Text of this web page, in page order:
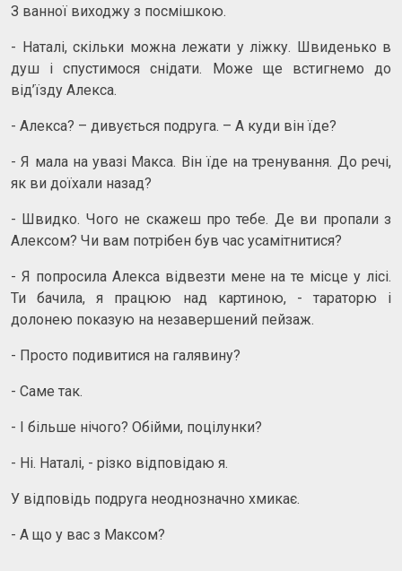
З ванної виходжу з посмішкою.
- Наталі, скільки можна лежати у ліжку. Швиденько в
душ і спустимося снідати. Може ще встигнемо до
від’їзду Алекса.
- Алекса? – дивується подруга. – А куди він їде?
- Я мала на увазі Макса. Він їде на тренування. До речі,
як ви доїхали назад?
- Швидко. Чого не скажеш про тебе. Де ви пропали з
Алексом? Чи вам потрібен був час усамітнитися?
- Я попросила Алекса відвезти мене на те місце у лісі.
Ти бачила, я працюю над картиною, - тараторю і
долонею показую на незавершений пейзаж.
- Просто подивитися на галявину?
- Саме так.
- І більше нічого? Обійми, поцілунки?
- Ні. Наталі, - різко відповідаю я.
У відповідь подруга неоднозначно хмикає.
- А що у вас з Максом?